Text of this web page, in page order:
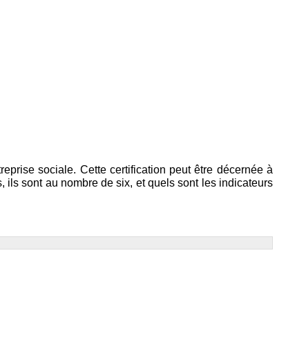
sociale. Cette certification peut être décernée à
sont au nombre de six, et quels sont les indicateurs